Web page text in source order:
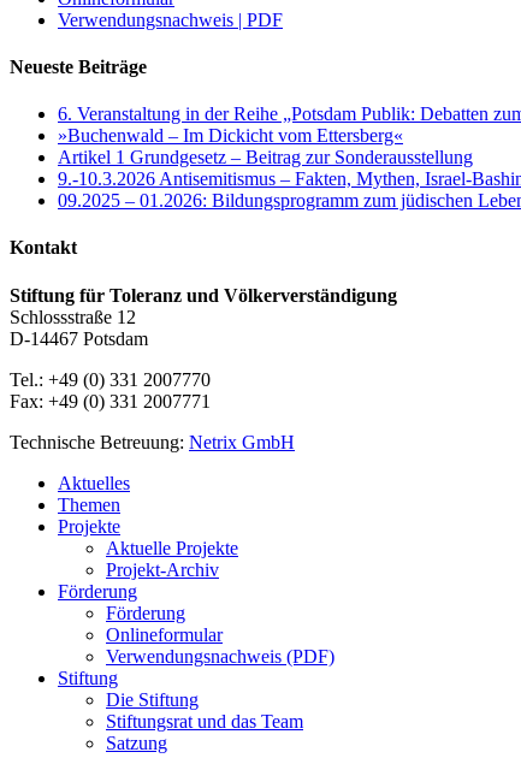
Verwendungsnachweis | PDF
Neueste Beiträge
6. Veranstaltung in der Reihe „Potsdam Publik: Debatten
»Buchenwald – Im Dickicht vom Ettersberg«
Artikel 1 Grundgesetz – Beitrag zur Sonderausstellung
9.-10.3.2026 Antisemitismus – Fakten, Mythen, Israel-
09.2025 – 01.2026: Bildungsprogramm zum jüdischen
Kontakt
Stiftung für Toleranz und Völkerverständigung
Schlossstraße 12
D-14467 Potsdam
Tel.: +49 (0) 331 2007770
Fax: +49 (0) 331 2007771
Technische Betreuung: Netrix GmbH
Close
Menu
Aktuelles
Themen
Projekte
Aktuelle Projekte
Projekt-Archiv
Förderung
Förderung
Onlineformular
Verwendungsnachweis (PDF)
Stiftung
Die Stiftung
Stiftungsrat und das Team
Satzung